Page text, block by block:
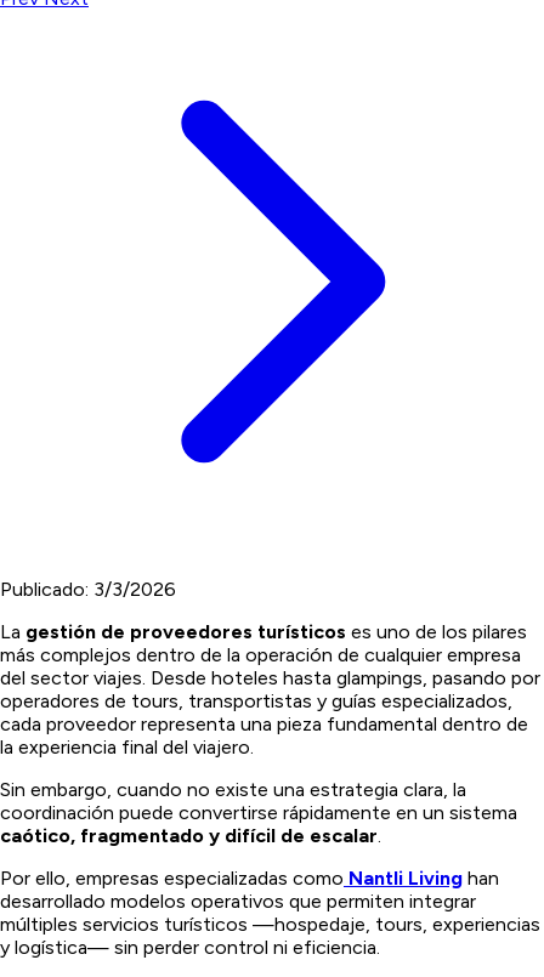
Publicado: 3/3/2026
La gestión de proveedores turísticos es uno de los pilares
más complejos dentro de la operación de cualquier empresa
del sector viajes. Desde hoteles hasta glampings, pasando por
operadores de tours, transportistas y guías especializados,
cada proveedor representa una pieza fundamental dentro de
la experiencia final del viajero.
Sin embargo, cuando no existe una estrategia clara, la
coordinación puede convertirse rápidamente en un sistema
caótico, fragmentado y difícil de escalar.
Por ello, empresas especializadas como Nantli Living han
desarrollado modelos operativos que permiten integrar
múltiples servicios turísticos —hospedaje, tours, experiencias
y logística— sin perder control ni eficiencia.